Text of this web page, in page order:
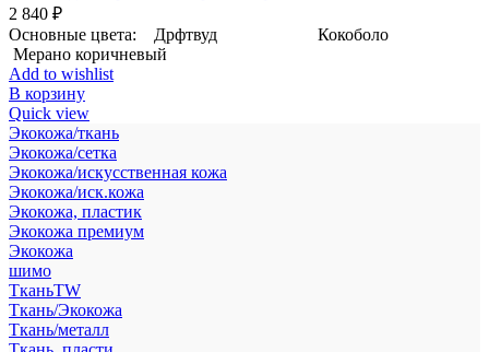
2 840 ₽
Основные цвета: Дрфтвуд Кокоболо
Мерано коричневый
Add to wishlist
В корзину
Quick view
Экокожа/ткань
Экокожа/сетка
Экокожа/искусственная кожа
Экокожа/иск.кожа
Экокожа, пластик
Экокожа премиум
Экокожа
шимо
ТканьTW
Ткань/Экокожа
Ткань/металл